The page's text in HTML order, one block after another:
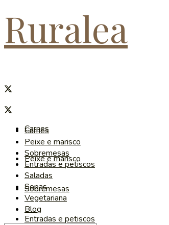
Ruralea
Carnes
Peixe e marisco
Sobremesas
Entradas e petiscos
Carnes
Peixe e marisco
Sobremesas
Entradas e petiscos
Saladas
Sopas
Vegetariana
Blog